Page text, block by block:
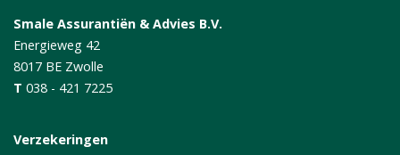
Smale Assurantiën & Advies B.V.
Energieweg 42
8017 BE Zwolle
T 038 - 421 7225
Verzekeringen